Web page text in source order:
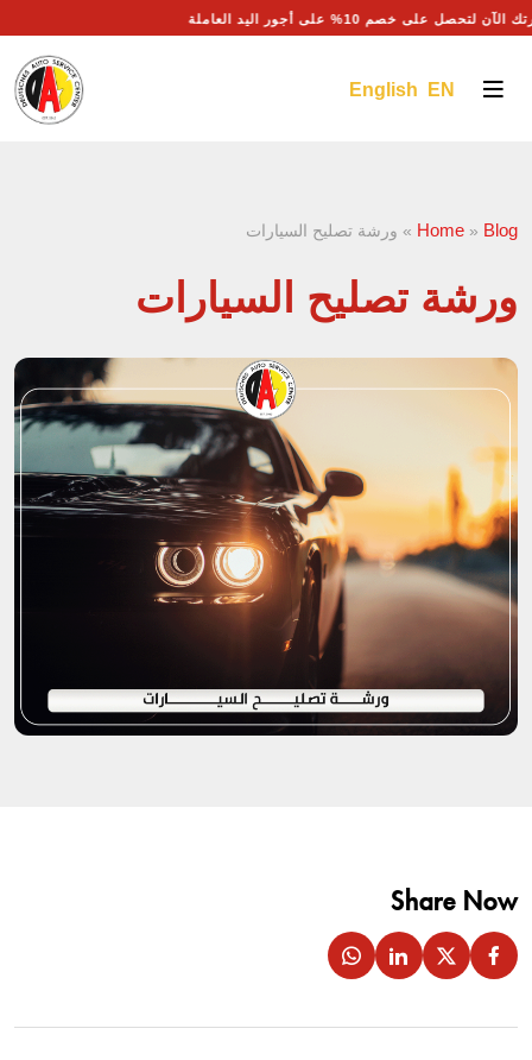
الآن لتحصل على خصم 10% على أجور اليد العاملة
English EN
Home » Blog
» ورشة تصليح السيارات
ورشة تصليح السيارات
Share Now